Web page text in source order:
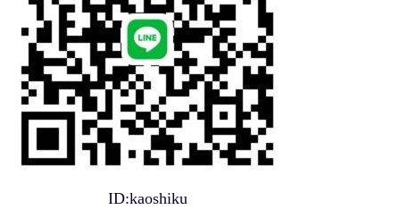
ID:kaoshiku